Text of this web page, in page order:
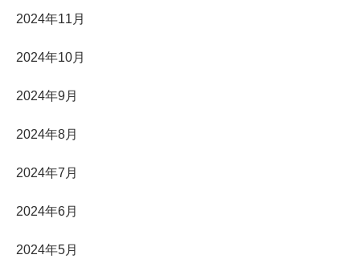
2024年11月
2024年10月
2024年9月
2024年8月
2024年7月
2024年6月
2024年5月